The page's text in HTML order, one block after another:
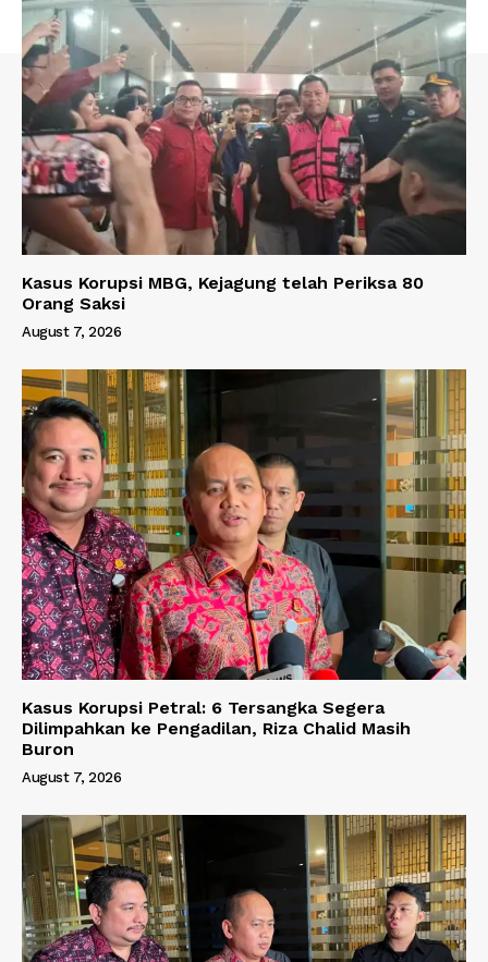
Kasus Korupsi MBG, Kejagung telah Periksa 80
Orang Saksi
August 7, 2026
Kasus Korupsi Petral: 6 Tersangka Segera
Dilimpahkan ke Pengadilan, Riza Chalid Masih
Buron
August 7, 2026